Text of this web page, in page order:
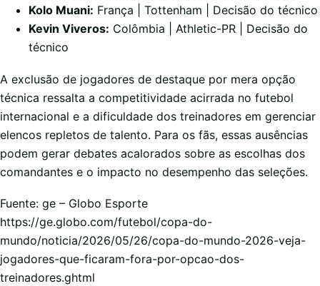
Kolo Muani: França | Tottenham | Decisão do técnico
Kevin Viveros: Colômbia | Athletic-PR | Decisão do
técnico
A exclusão de jogadores de destaque por mera opção
técnica ressalta a competitividade acirrada no futebol
internacional e a dificuldade dos treinadores em gerenciar
elencos repletos de talento. Para os fãs, essas ausências
podem gerar debates acalorados sobre as escolhas dos
comandantes e o impacto no desempenho das seleções.
Fuente: ge – Globo Esporte
https://ge.globo.com/futebol/copa-do-
mundo/noticia/2026/05/26/copa-do-mundo-2026-veja-
jogadores-que-ficaram-fora-por-opcao-dos-
treinadores.ghtml